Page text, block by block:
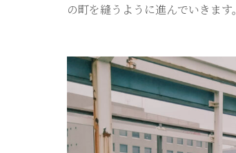
の町を縫うように進んでいきます。